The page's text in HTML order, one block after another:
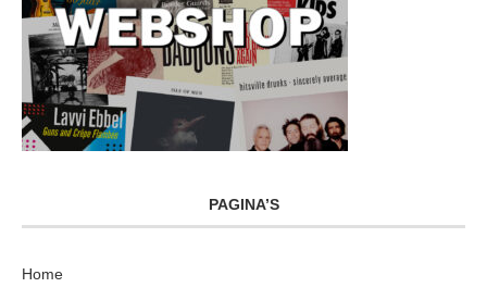
PAGINA’S
Home